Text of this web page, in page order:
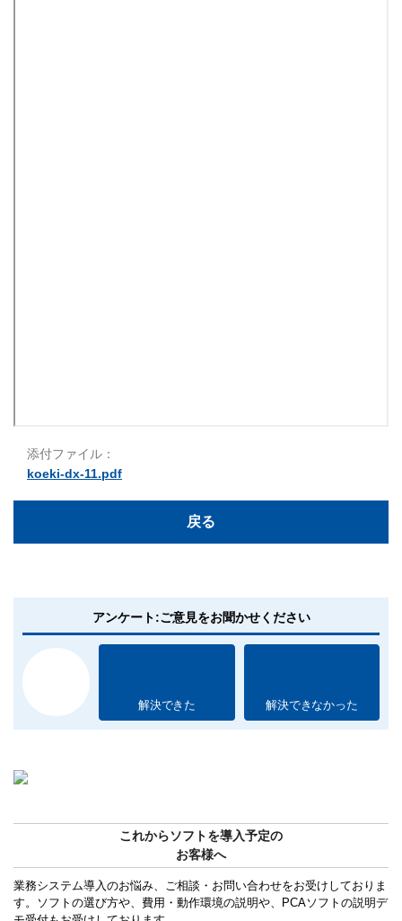
添付ファイル：
koeki-dx-11.pdf
戻る
アンケート:ご意見をお聞かせください
解決できた 解決できなかった
これからソフトを導入予定の
お客様へ
業務システム導入のお悩み、ご相談・お問い合わせをお受けしておりま
す。ソフトの選び方や、費用・動作環境の説明や、PCAソフトの説明デ